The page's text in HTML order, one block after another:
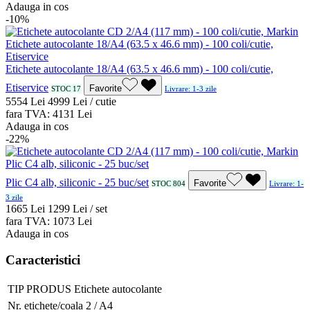
Adauga in cos
-10%
Etichete autocolante 18/A4 (63.5 x 46.6 mm) - 100 coli/cutie,
Etiservice STOC 17 Favorite Livrare: 1-3 zile
5554 Lei 4999 Lei / cutie
fara TVA: 4131 Lei
Adauga in cos
-22%
Plic C4 alb, siliconic - 25 buc/set STOC 804 Favorite
Livrare: 1-
3 zile
1665 Lei 1299 Lei / set
fara TVA: 1073 Lei
Adauga in cos
Caracteristici
TIP PRODUS Etichete autocolante
Nr. etichete/coala 2 / A4